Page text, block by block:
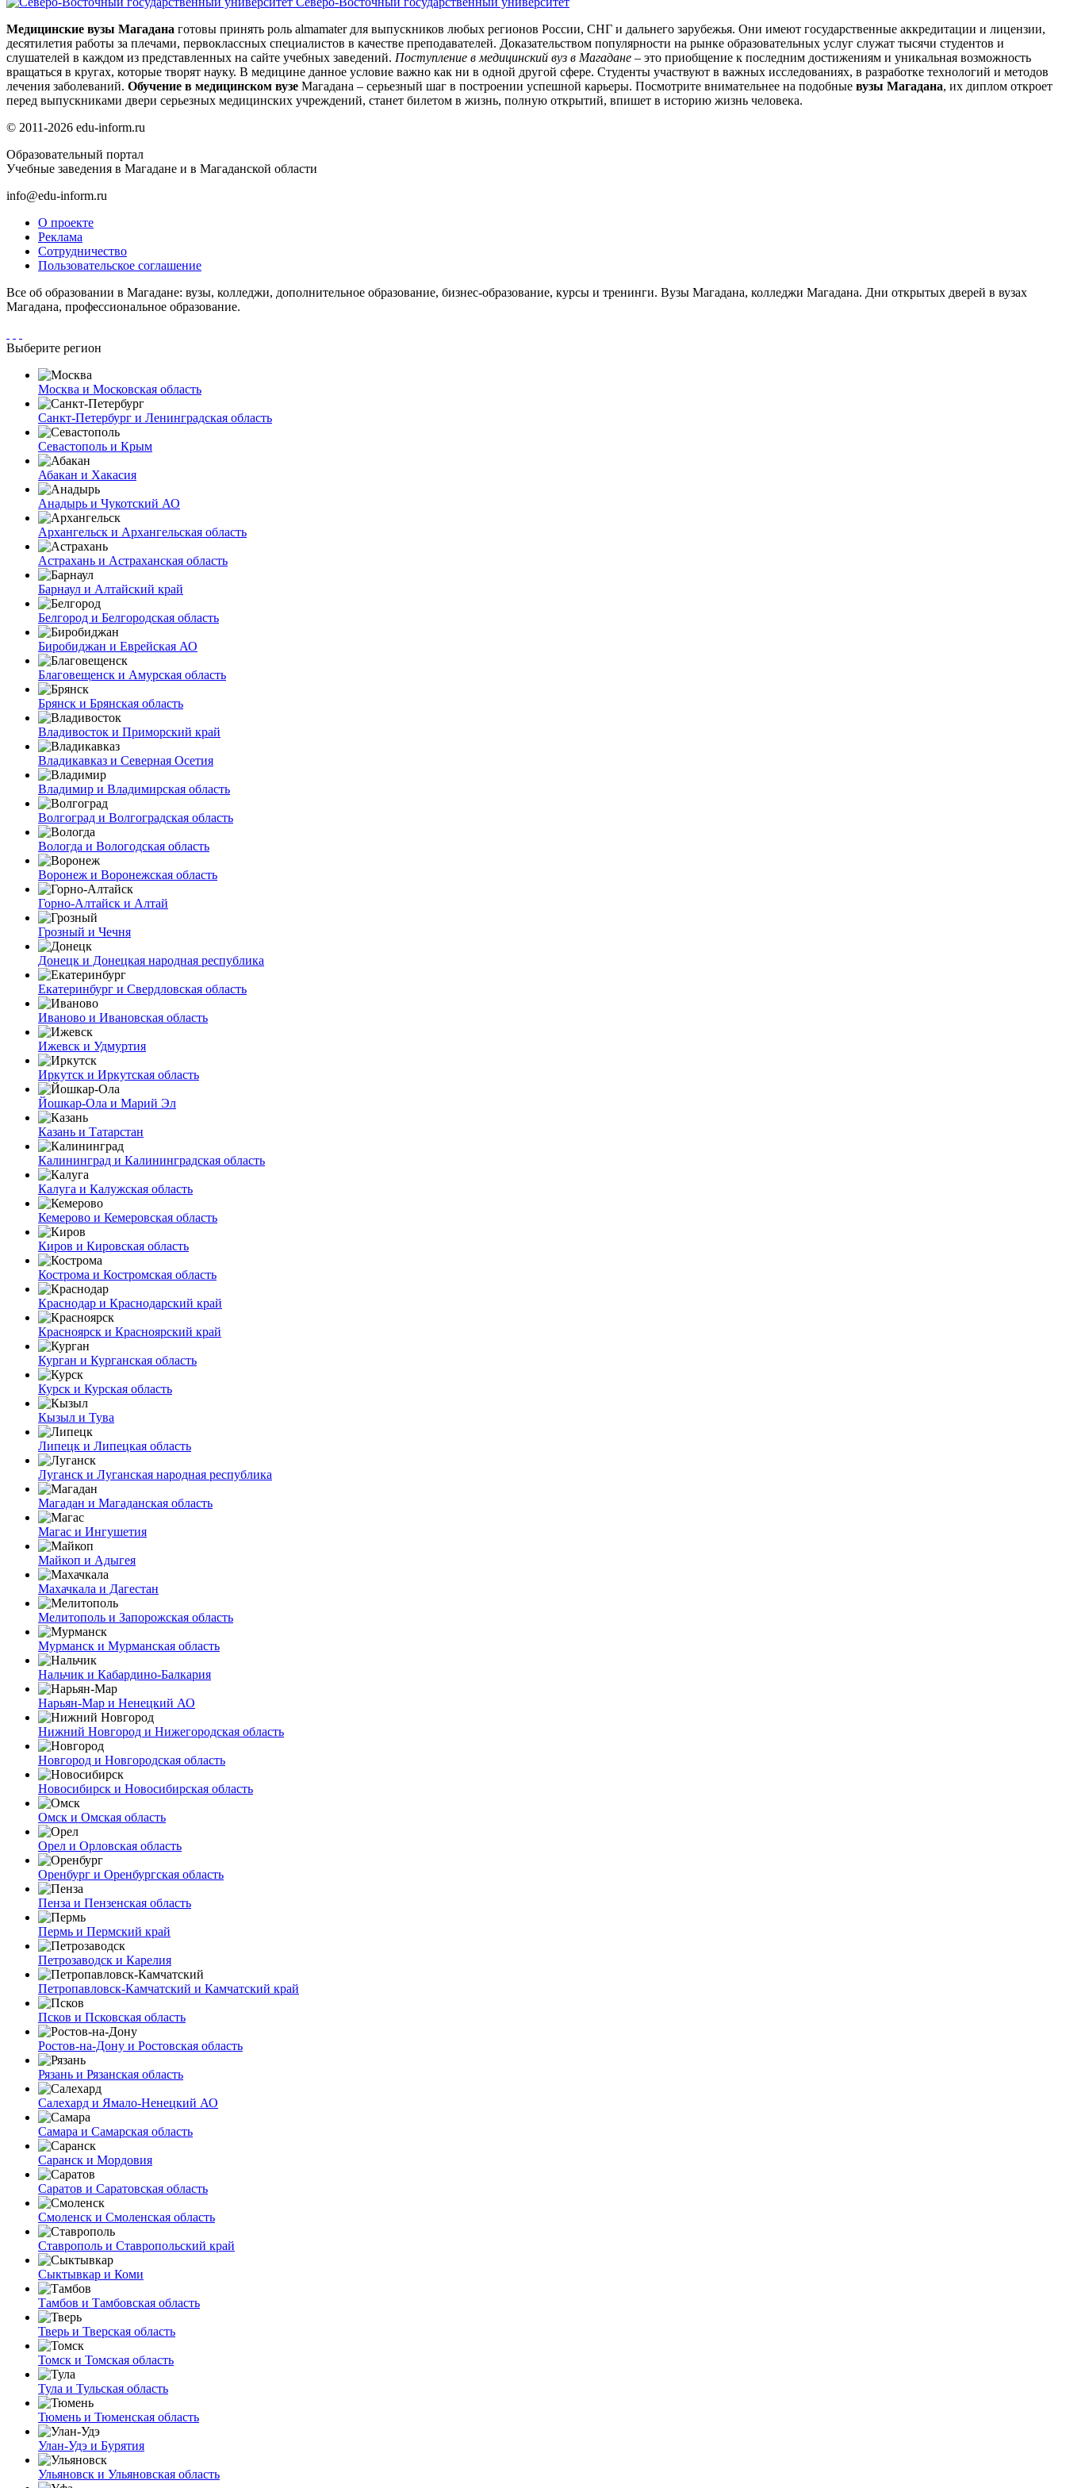
Медицинские вузы Магадана готовы принять роль almamater для выпускников любых регионов России, СНГ и дальнего зарубежья. Они имеют государственные аккредитации и лицензии,
десятилетия работы за плечами, первоклассных специалистов в качестве преподавателей. Доказательством популярности на рынке образовательных услуг служат тысячи студентов и
слушателей в каждом из представленных на сайте учебных заведений. Поступление в медицинский вуз в Магадане – это приобщение к последним достижениям и уникальная возможность
вращаться в кругах, которые творят науку. В медицине данное условие важно как ни в одной другой сфере. Студенты участвуют в важных исследованиях, в разработке технологий и методов
лечения заболеваний. Обучение в медицинском вузе Магадана – серьезный шаг в построении успешной карьеры. Посмотрите внимательнее на подобные вузы Магадана, их диплом откроет
перед выпускниками двери серьезных медицинских учреждений, станет билетом в жизнь, полную открытий, впишет в историю жизнь человека.
© 2011-2026 edu-inform.ru
Образовательный портал
Учебные заведения в Магадане и в Магаданской области
info@edu-inform.ru
О проекте
Реклама
Сотрудничество
Пользовательское соглашение
Все об образовании в Магадане: вузы, колледжи, дополнительное образование, бизнес-образование, курсы и тренинги. Вузы Магадана, колледжи Магадана. Дни открытых дверей в вузах
Магадана, профессиональное образование.
Выберите регион
Москва и Московская область
Санкт-Петербург и Ленинградская область
Севастополь и Крым
Абакан и Хакасия
Анадырь и Чукотский АО
Архангельск и Архангельская область
Астрахань и Астраханская область
Барнаул и Алтайский край
Белгород и Белгородская область
Биробиджан и Еврейская АО
Благовещенск и Амурская область
Брянск и Брянская область
Владивосток и Приморский край
Владикавказ и Северная Осетия
Владимир и Владимирская область
Волгоград и Волгоградская область
Вологда и Вологодская область
Воронеж и Воронежская область
Горно-Алтайск и Алтай
Грозный и Чечня
Донецк и Донецкая народная республика
Екатеринбург и Свердловская область
Иваново и Ивановская область
Ижевск и Удмуртия
Иркутск и Иркутская область
Йошкар-Ола и Марий Эл
Казань и Татарстан
Калининград и Калининградская область
Калуга и Калужская область
Кемерово и Кемеровская область
Киров и Кировская область
Кострома и Костромская область
Краснодар и Краснодарский край
Красноярск и Красноярский край
Курган и Курганская область
Курск и Курская область
Кызыл и Тува
Липецк и Липецкая область
Луганск и Луганская народная республика
Магадан и Магаданская область
Магас и Ингушетия
Майкоп и Адыгея
Махачкала и Дагестан
Мелитополь и Запорожская область
Мурманск и Мурманская область
Нальчик и Кабардино-Балкария
Нарьян-Мар и Ненецкий АО
Нижний Новгород и Нижегородская область
Новгород и Новгородская область
Новосибирск и Новосибирская область
Омск и Омская область
Орел и Орловская область
Оренбург и Оренбургская область
Пенза и Пензенская область
Пермь и Пермский край
Петрозаводск и Карелия
Петропавловск-Камчатский и Камчатский край
Псков и Псковская область
Ростов-на-Дону и Ростовская область
Рязань и Рязанская область
Салехард и Ямало-Ненецкий АО
Самара и Самарская область
Саранск и Мордовия
Саратов и Саратовская область
Смоленск и Смоленская область
Ставрополь и Ставропольский край
Сыктывкар и Коми
Тамбов и Тамбовская область
Тверь и Тверская область
Томск и Томская область
Тула и Тульская область
Тюмень и Тюменская область
Улан-Удэ и Бурятия
Ульяновск и Ульяновская область